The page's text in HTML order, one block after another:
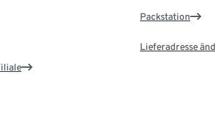
Packstation
Lieferadresse